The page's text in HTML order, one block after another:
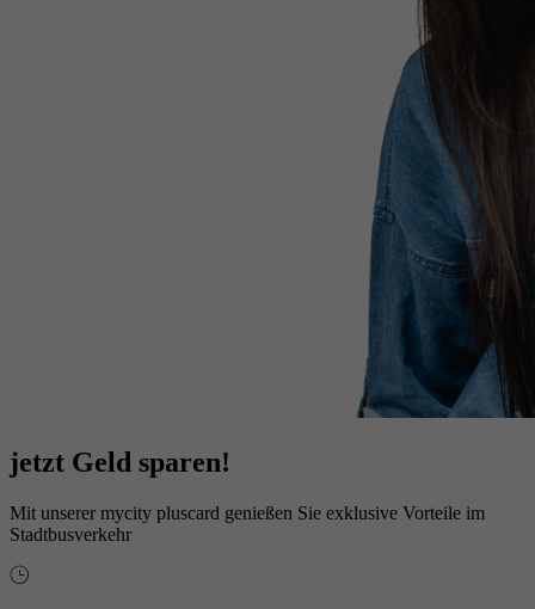
jetzt Geld sparen!
Mit unserer mycity pluscard genießen Sie exklusive Vorteile im
Stadtbusverkehr